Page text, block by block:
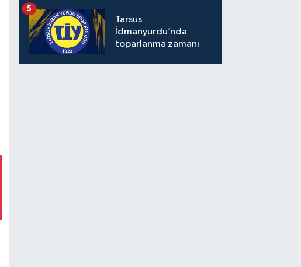
Tarsus
İdmanyurdu’nda
toparlanma zamanı
5